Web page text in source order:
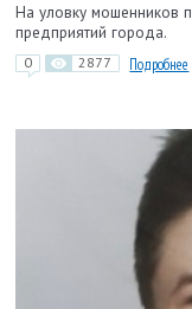
На уловку мошенников
предприятий города.
0 2877 Подробнее